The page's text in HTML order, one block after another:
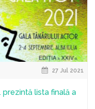
27 Jul 2021
prezintă lista finală a